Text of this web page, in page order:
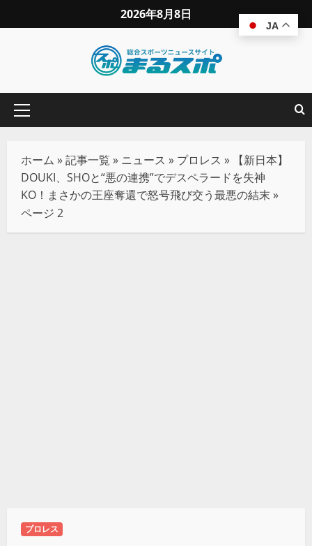
2026年8月8日
ホーム »記事一覧 » ニュース » プロレス »
【新日本】
DOUKI、SHOと“悪の連携”でデスペラードを失神
KO！まさかの王座奪還で怒号飛び交う最悪の結末 »
ページ 2
プロレス
JA